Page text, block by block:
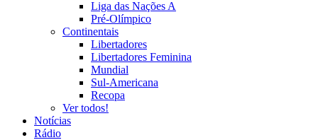
Liga das Nações A
Pré-Olímpico
Continentais
Libertadores
Libertadores Feminina
Mundial
Sul-Americana
Recopa
Ver todos!
Notícias
Rádio